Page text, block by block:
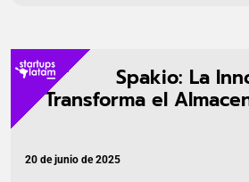
Spakio: La
Transforma el
20 de junio de 2025